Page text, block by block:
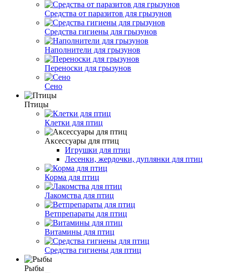
Средства от паразитов для грызунов
Средства гигиены для грызунов
Наполнители для грызунов
Переноски для грызунов
Сено
Птицы
Клетки для птиц
Аксессуары для птиц
Игрушки для птиц
Лесенки, жердочки, дуплянки для птиц
Корма для птиц
Лакомства для птиц
Ветпрепараты для птиц
Витамины для птиц
Средства гигиены для птиц
Рыбы